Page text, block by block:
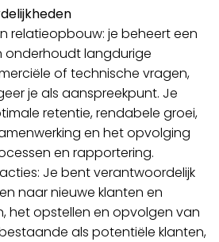
je beheert een
onderhoudt langdurige
of technische vragen,
je als aanspreekpunt. Je
retentie, rendabele groei,
en het opvolging
en rapportering.
Je bent verantwoordelijk
naar nieuwe klanten en
het opstellen en opvolgen van
als potentiële klanten,